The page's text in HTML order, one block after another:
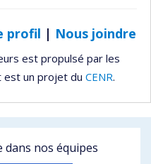
profil | Nous joindre
est propulsé par les
est un projet du CENR.
dans nos équipes